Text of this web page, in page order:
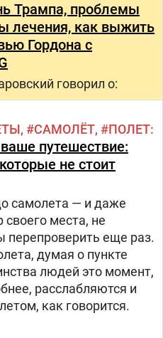
Трампа, проблемы
лечения, как выжить
Гордона с
говорил о:
САМОЛЁТ ПОЛЕТ
путешествие:
не стоит
самолета — и даже
места, не
перепроверить еще раз.
думая о пункте
людей это момент,
расслабляются и
как говорится.